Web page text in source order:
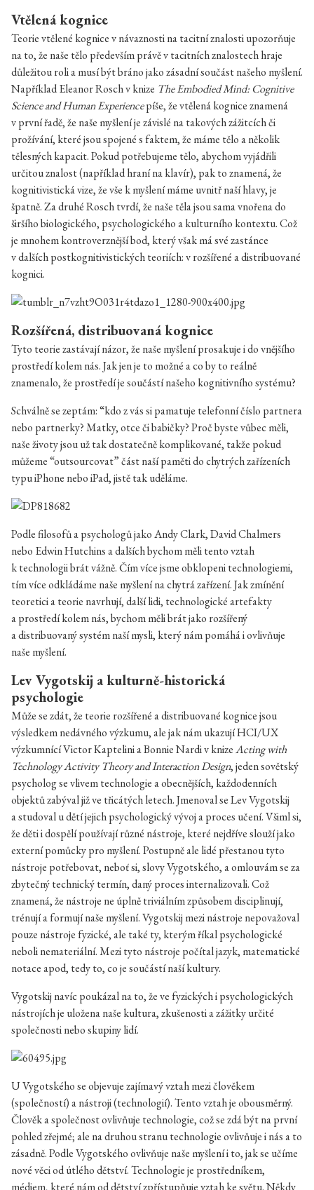
Vtělená kognice
Teorie vtělené kognice v návaznosti na tacitní znalosti upozorňuje
na to, že naše tělo především právě v tacitních znalostech hraje
důležitou roli a musí být bráno jako zásadní součást našeho myšlení.
Například Eleanor Rosch v knize The Embodied Mind: Cognitive
Science and Human Experiencepíše, že vtělená kognice znamená
v první řadě, že naše myšlení je závislé na takových zážitcích či
prožívání, které jsou spojené s faktem, že máme tělo a několik
tělesných kapacit. Pokud potřebujeme tělo, abychom vyjádřili
určitou znalost (například hraní na klavír), pak to znamená, že
kognitivistická vize, že vše k myšlení máme uvnitř naší hlavy, je
špatně. Za druhé Rosch tvrdí, že naše těla jsou sama vnořena do
širšího biologického, psychologického a kulturního kontextu. Což
je mnohem kontroverznější bod, který však má své zastánce
v dalších postkognitivistických teoriích: v rozšířené a distribuované
kognici.
Rozšířená, distribuovaná kognice
Tyto teorie zastávají názor, že naše myšlení prosakuje i do vnějšího
prostředí kolem nás. Jak jen je to možné a co by to reálně
znamenalo, že prostředí je součástí našeho kognitivního systému?
Schválně se zeptám: “kdo z vás si pamatuje telefonní číslo partnera
nebo partnerky? Matky, otce či babičky? Proč byste vůbec měli,
naše životy jsou už tak dostatečně komplikované, takže pokud
můžeme “outsourcovat” část naší paměti do chytrých zařízeních
typu iPhone nebo iPad, jistě tak uděláme.
Podle filosofů a psychologů jako Andy Clark, David Chalmers
nebo Edwin Hutchins a dalších bychom měli tento vztah
k technologii brát vážně. Čím více jsme obklopeni technologiemi,
tím více odkládáme naše myšlení na chytrá zařízení. Jak zmínění
teoretici a teorie navrhují, další lidi, technologické artefakty
a prostředí kolem nás, bychom měli brát jako rozšířený
a distribuovaný systém naší mysli, který nám pomáhá i ovlivňuje
naše myšlení.
Lev Vygotskij a kulturně-historická
psychologie
Může se zdát, že teorie rozšířené a distribuované kognice jsou
výsledkem nedávného výzkumu, ale jak nám ukazují HCI/UX
výzkumnící Victor Kaptelini a Bonnie Nardi v knizeActing with
Technology Activity Theory and Interaction Design, jeden sovětský
psycholog se vlivem technologie a obecnějších, každodenních
objektů zabýval již ve třicátých letech. Jmenoval se Lev Vygotskij
a studoval u dětí jejich psychologický vývoj a proces učení. Všiml si,
že děti i dospělí používají různé nástroje, které nejdříve slouží jako
externí pomůcky pro myšlení. Postupně ale lidé přestanou tyto
nástroje potřebovat, neboť si, slovy Vygotského, a omlouvám se za
zbytečný technický termín, daný proces internalizovali. Což
znamená, že nástroje ne úplně triviálním způsobem disciplinují,
trénují a formují naše myšlení. Vygotskij mezi nástroje nepovažoval
pouze nástroje fyzické, ale také ty, kterým říkal psychologické
neboli nemateriální. Mezi tyto nástroje počítal jazyk, matematické
notace apod, tedy to, co je součástí naší kultury.
Vygotskij navíc poukázal na to, že ve fyzických i psychologických
nástrojích je uložena naše kultura, zkušenosti a zážitky určité
společnosti nebo skupiny lidí.
U Vygotského se objevuje zajímavý vztah mezi člověkem
(společností) a nástroji (technologií). Tento vztah je obousměrný.
Člověk a společnost ovlivňuje technologie, což se zdá být na první
pohled zřejmé; ale na druhou stranu technologie ovlivňuje i nás a to
zásadně. Podle Vygotského ovlivňuje naše myšlení i to, jak se učíme
nové věci od útlého dětství. Technologie je prostředníkem,
médiem, které nám od dětství zpřístupňuje vztah ke světu. Někdy